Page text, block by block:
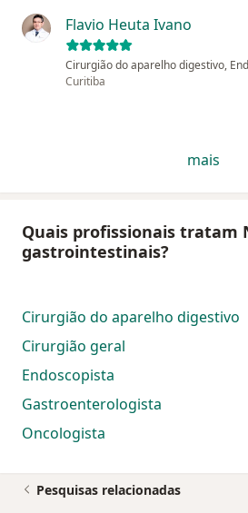
Flavio Heuta Ivano
Cirurgião do aparelho digestivo,
Curitiba
mais
Quais profissionais tratam
gastrointestinais?
Cirurgião do aparelho digestivo
Cirurgião geral
Endoscopista
Gastroenterologista
Oncologista
Pesquisas relacionadas